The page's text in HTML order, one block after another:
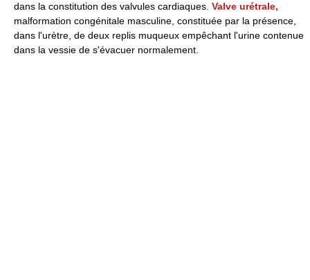
dans la constitution des valvules cardiaques. Valve urétrale,
malformation congénitale masculine, constituée par la présence,
dans l'urètre, de deux replis muqueux empêchant l'urine contenue
dans la vessie de s'évacuer normalement.